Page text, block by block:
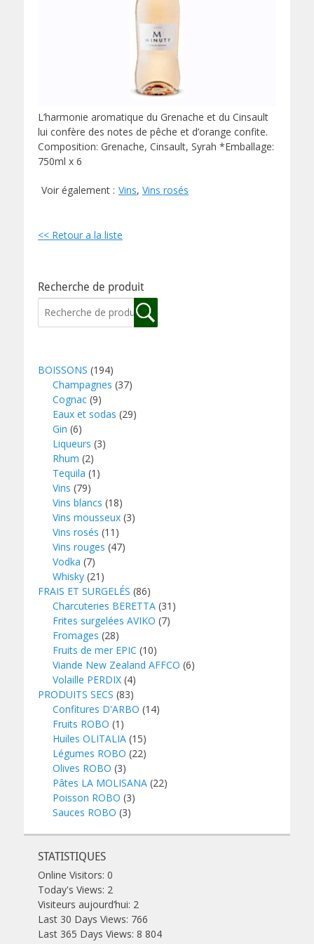
L’harmonie aromatique du Grenache et du Cinsault
lui confère des notes de pêche et d’orange confite.
Composition: Grenache, Cinsault, Syrah *Emballage:
750ml x 6
Voir également : Vins, Vins rosés
<< Retour a la liste
Recherche de produit
BOISSONS (194)
Champagnes (37)
Cognac (9)
Eaux et sodas (29)
Gin (6)
Liqueurs (3)
Rhum (2)
Tequila (1)
Vins (79)
Vins blancs (18)
Vins mousseux (3)
Vins rosés (11)
Vins rouges (47)
Vodka (7)
Whisky (21)
FRAIS ET SURGELÉS (86)
Charcuteries BERETTA (31)
Frites surgelées AVIKO (7)
Fromages (28)
Fruits de mer EPIC (10)
Viande New Zealand AFFCO (6)
Volaille PERDIX (4)
PRODUITS SECS (83)
Confitures D'ARBO (14)
Fruits ROBO (1)
Huiles OLITALIA (15)
Légumes ROBO (22)
Olives ROBO (3)
Pâtes LA MOLISANA (22)
Poisson ROBO (3)
Sauces ROBO (3)
STATISTIQUES
Online Visitors: 0
Today's Views: 2
Visiteurs aujourd’hui: 2
Last 30 Days Views: 766
Last 365 Days Views: 8 804